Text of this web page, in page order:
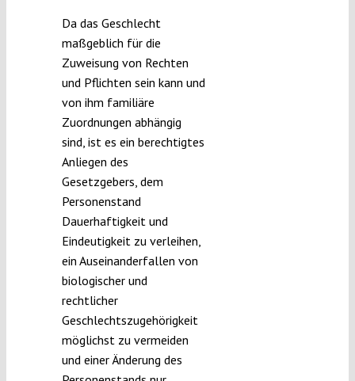
Da das Geschlecht
maßgeblich für die
Zuweisung von Rechten
und Pflichten sein kann und
von ihm familiäre
Zuordnungen abhängig
sind, ist es ein berechtigtes
Anliegen des
Gesetzgebers, dem
Personenstand
Dauerhaftigkeit und
Eindeutigkeit zu verleihen,
ein Auseinanderfallen von
biologischer und
rechtlicher
Geschlechtszugehörigkeit
möglichst zu vermeiden
und einer Änderung des